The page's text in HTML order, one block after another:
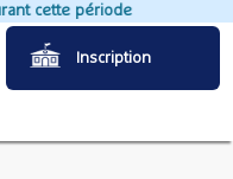
Inscription